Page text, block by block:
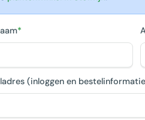
*
(inloggen en